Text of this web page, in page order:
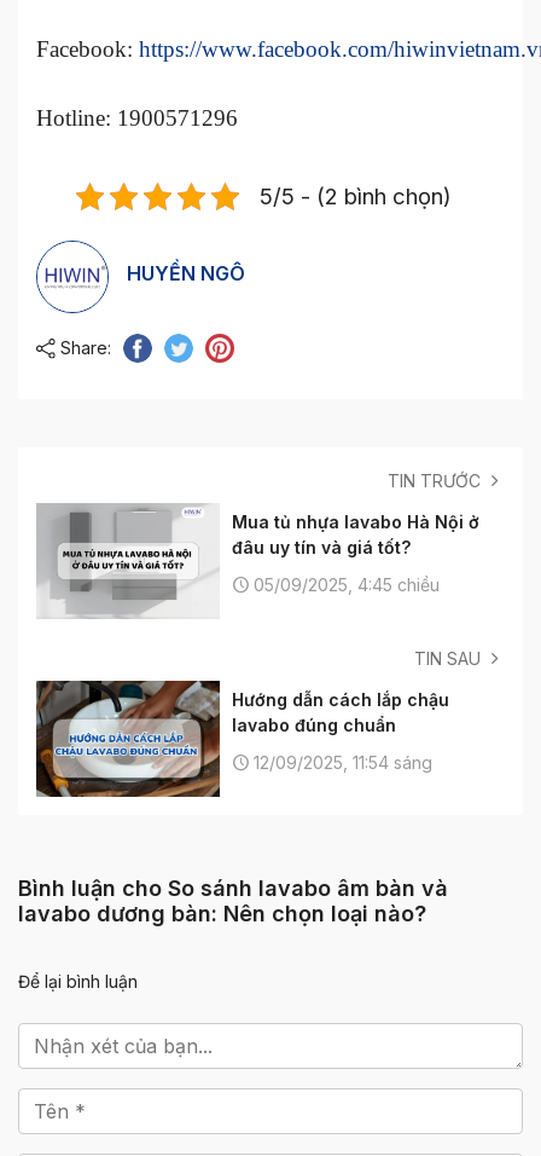
Facebook: https://www.facebook.com/
Hotline: 1900571296
5/5 - (2 bình chọn)
HUYỀN NGÔ
Share:
TIN TRƯỚC
Mua tủ nhựa lavabo Hà Nội ở
đâu uy tín và giá tốt?
05/09/2025, 4:45 chiều
TIN SAU
Hướng dẫn cách lắp chậu
lavabo đúng chuẩn
12/09/2025, 11:54 sáng
Bình luận cho So sánh lavabo âm bàn và
lavabo dương bàn: Nên chọn loại nào?
Để lại bình luận